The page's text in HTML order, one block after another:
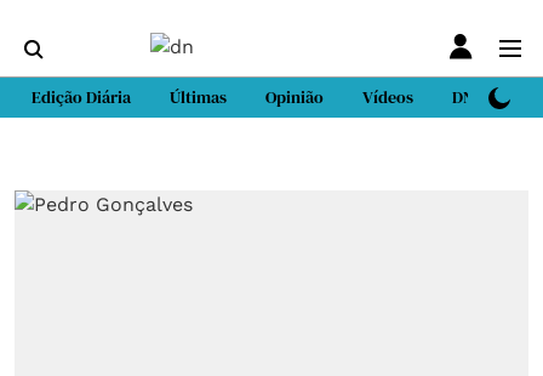
Edição Diária Últimas Opinião Vídeos DN Sport